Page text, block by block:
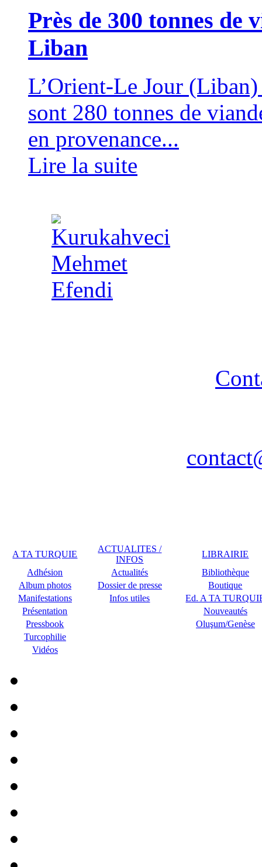
Près de 300 tonnes de
Liban
L’Orient-Le Jour
sont 280 tonnes de
en provenance...
Lire la suite
A TA TURQUIE
ACTUALITES /
INFOS
LIBRAIRIE
Adhésion
Actualités
Bibliothèque
Album photos
Dossier de presse
Boutique
Manifestations
Infos utiles
Ed. A TA
Présentation
Nouveautés
Pressbook
Oluşum/Genèse
Turcophilie
Vidéos